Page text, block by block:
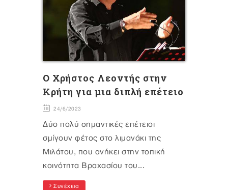
O Χρήστος Λεοντής στην
Κρήτη για μια διπλή επέτειο
24/6/2023
Δύο πολύ σημαντικές επέτειοι
σμίγουν φέτος στο λιμανάκι της
Μιλάτου, που ανήκει στην τοπική
κοινότητα Βραχασίου του...
Συνέχεια